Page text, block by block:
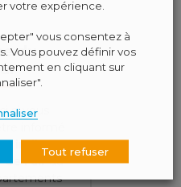
du
si vous
indices
de l'airdu
votre expérience.
vous consentez à
Vous pouvez définir vos
en cliquant sur
Tout refuser